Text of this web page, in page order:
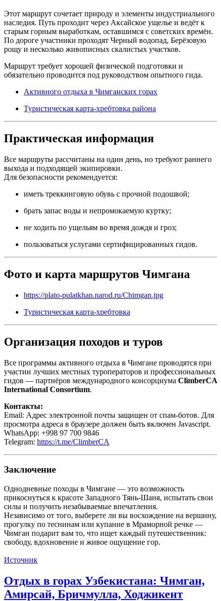
Этот маршрут сочетает природу и элементы индустриального
наследия. Путь проходит через Аксайское ущелье и ведёт к
старым горным выработкам, оставшимся с советских времён.
По дороге участники проходят Черный водопад, Берёзовую
рощу и несколько живописных скалистых участков.
Маршрут требует хорошей физической подготовки и
обязательно проводится под руководством опытного гида.
Активного отдыха в Чимганских горах
Туристическая карта-хребтовка района
Практическая информация
Все маршруты рассчитаны на один день, но требуют раннего
выхода и подходящей экипировки.
Для безопасности рекомендуется:
иметь треккинговую обувь с прочной подошвой;
брать запас воды и непромокаемую куртку;
не ходить по ущельям во время дождя и гроз;
пользоваться услугами сертифицированных гидов.
Фото и карта маршрутов Чимгана
https://plato-pulatkhan.narod.ru/Chimgan.jpg
Туристическая карта-хребтовка
Организация походов и туров
Все программы активного отдыха в Чимгане проводятся при
участии лучших местных туроператоров и профессиональных
гидов — партнёров международного консорциума ClimberCA
International Consortium.
Контакты:
Email: Адрес электронной почты защищен от спам-ботов. Для
просмотра адреса в браузере должен быть включен Javascript.
WhatsApp: +998 97 700 9846
Telegram: https://t.me/ClimberCA
Заключение
Однодневные походы в Чимгане — это возможность
прикоснуться к красоте Западного Тянь-Шаня, испытать свои
силы и получить незабываемые впечатления.
Независимо от того, выберете ли вы восхождение на вершину,
прогулку по теснинам или купание в Мраморной речке —
Чимган подарит вам то, что ищет каждый путешественник:
свободу, вдохновение и живое ощущение гор.
Источник
Отдых в горах Узбекистана: Чимган,
Амирсай, Бричмулла, Ходжикент